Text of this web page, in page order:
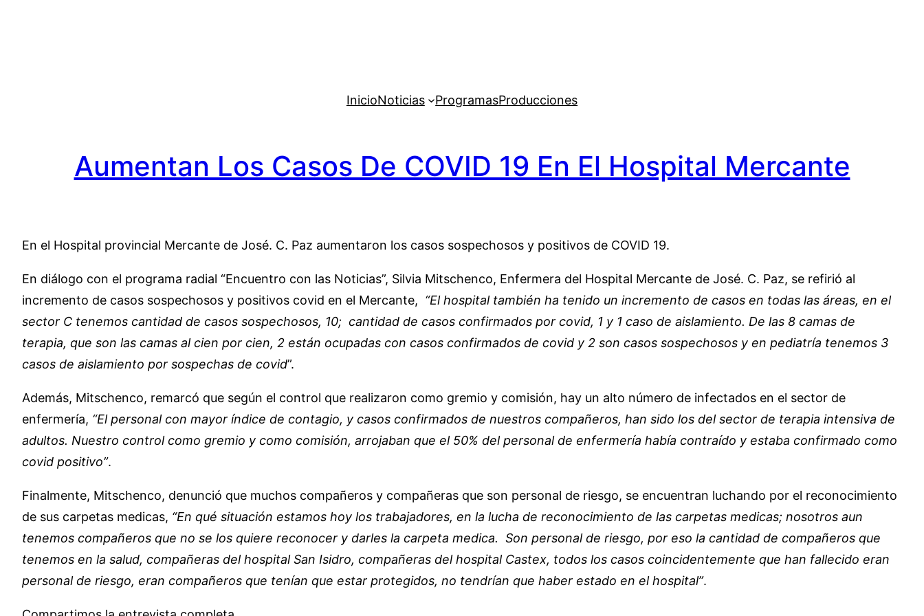
InicioNoticias ProgramasProducciones
Aumentan Los Casos De COVID 19 En El Hospital Mercante
En el Hospital provincial Mercante de José. C. Paz aumentaron los casos sospechosos y positivos de COVID 19.
En diálogo con el programa radial “Encuentro con las Noticias”, Silvia Mitschenco, Enfermera del Hospital Mercante de José. C. Paz, se refirió al
incremento de casos sospechosos y positivos covid en el Mercante, “El hospital también ha tenido un incremento de casos en todas las áreas, en el
sector C tenemos cantidad de casos sospechosos, 10; cantidad de casos confirmados por covid, 1 y 1 caso de aislamiento. De las 8 camas de
terapia, que son las camas al cien por cien, 2 están ocupadas con casos confirmados de covid y 2 son casos sospechosos y en pediatría tenemos 3
casos de aislamiento por sospechas de covid”.
Además, Mitschenco, remarcó que según el control que realizaron como gremio y comisión, hay un alto número de infectados en el sector de
enfermería, “El personal con mayor índice de contagio, y casos confirmados de nuestros compañeros, han sido los del sector de terapia intensiva de
adultos. Nuestro control como gremio y como comisión, arrojaban que el 50% del personal de enfermería había contraído y estaba confirmado como
covid positivo”.
Finalmente, Mitschenco, denunció que muchos compañeros y compañeras que son personal de riesgo, se encuentran luchando por el reconocimiento
de sus carpetas medicas, “En qué situación estamos hoy los trabajadores, en la lucha de reconocimiento de las carpetas medicas; nosotros aun
tenemos compañeros que no se los quiere reconocer y darles la carpeta medica. Son personal de riesgo, por eso la cantidad de compañeros que
tenemos en la salud, compañeras del hospital San Isidro, compañeras del hospital Castex, todos los casos coincidentemente que han fallecido eran
personal de riesgo, eran compañeros que tenían que estar protegidos, no tendrían que haber estado en el hospital”.